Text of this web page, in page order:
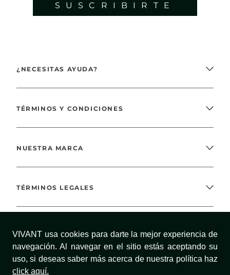
VIVANT usa cookies para darte la mejor experiencia de
navegación. Al navegar en el sitio estás aceptando su
uso, si deseas saber más acerca de nuestra política haz
click aquí.
SUSCRIBIRTE
¿NECESITAS AYUDA?
TÉRMINOS Y CONDICIONES
NUESTRA MARCA
TÉRMINOS LEGALES